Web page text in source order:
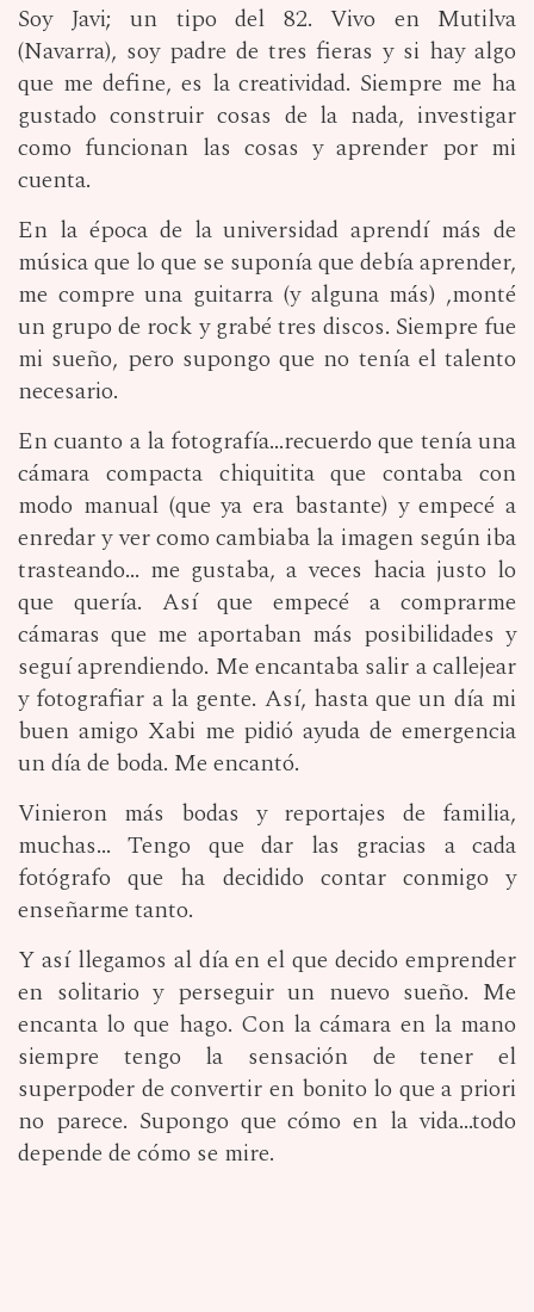
Soy Javi; un tipo del 82. Vivo en Mutilva
(Navarra), soy padre de tres fieras y si hay algo
que me define, es la creatividad. Siempre me ha
gustado construir cosas de la nada, investigar
como funcionan las cosas y aprender por mi
cuenta.
En la época de la universidad aprendí más de
música que lo que se suponía que debía aprender,
me compre una guitarra (y alguna más) ,monté
un grupo de rock y grabé tres discos. Siempre fue
mi sueño, pero supongo que no tenía el talento
necesario.
En cuanto a la fotografía...recuerdo que tenía una
cámara compacta chiquitita que contaba con
modo manual (que ya era bastante) y empecé a
enredar y ver como cambiaba la imagen según iba
trasteando... me gustaba, a veces hacia justo lo
que quería. Así que empecé a comprarme
cámaras que me aportaban más posibilidades y
seguí aprendiendo. Me encantaba salir a callejear
y fotografiar a la gente. Así, hasta que un día mi
buen amigo Xabi me pidió ayuda de emergencia
un día de boda. Me encantó.
Vinieron más bodas y reportajes de familia,
muchas... Tengo que dar las gracias a cada
fotógrafo que ha decidido contar conmigo y
enseñarme tanto.
Y así llegamos al día en el que decido emprender
en solitario y perseguir un nuevo sueño. Me
encanta lo que hago. Con la cámara en la mano
siempre tengo la sensación de tener el
superpoder de convertir en bonito lo que a priori
no parece. Supongo que cómo en la vida...todo
depende de cómo se mire.